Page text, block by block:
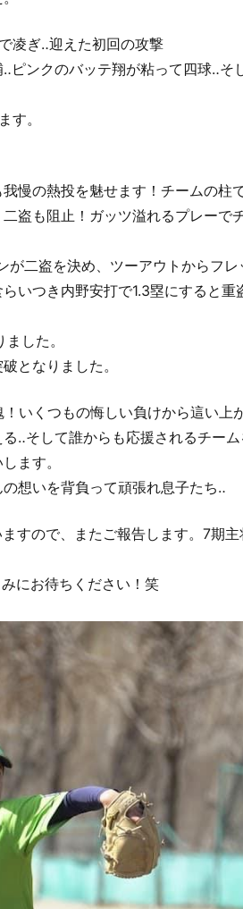
凌ぎ‥迎えた初回の攻撃
ンクのバッテ翔が粘って四球‥そ
す。
慢の熱投を魅せます！チームの柱
盗も阻止！ガッツ溢れるプレーで
二盗を決め、ツーアウトからフ
いつき内野安打で1.3塁にすると重
した。
となりました。
いくつもの悔しい負けから這い上
‥そして誰からも応援されるチー
ます。
想いを背負って頑張れ息子たち‥
すので、またご報告します。7期
にお待ちください！笑